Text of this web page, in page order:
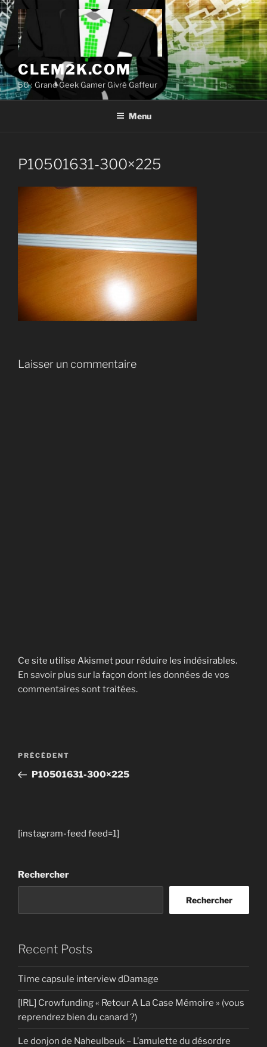
Aller
au
contenu
principal
CLEM2K.COM
5G : Grand Geek Gamer Givré Gaffeur
Menu
P10501631-300×225
Laisser un commentaire
Ce site utilise Akismet pour réduire les indésirables.
En savoir plus sur la façon dont les données de vos
commentaires sont traitées.
Navigation
l’article
Article
précédent
PRÉCÉDENT
P10501631-300×225
[instagram-feed feed=1]
Rechercher
Rechercher
Recent Posts
Time capsule interview dDamage
[IRL] Crowfunding « Retour A La Case Mémoire » (vous
reprendrez bien du canard ?)
Le donjon de Naheulbeuk – L’amulette du désordre